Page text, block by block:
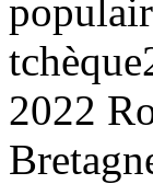
tchèque
2022